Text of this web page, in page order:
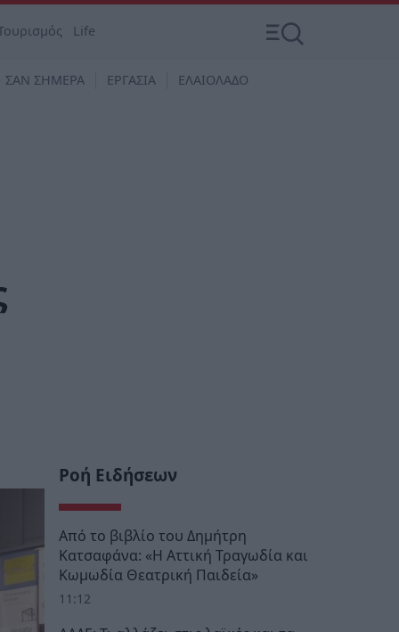
Life
ΣΑΝ ΣΗΜΕΡΑ ΕΡΓΑΣΙΑ ΕΛΑΙΟΛΑΔΟ
Ροή Ειδήσεων
Από το βιβλίο του Δημήτρη
Κατσαφάνα: «Η Αττική Τραγωδία και
Κωμωδία Θεατρική Παιδεία»
11:12